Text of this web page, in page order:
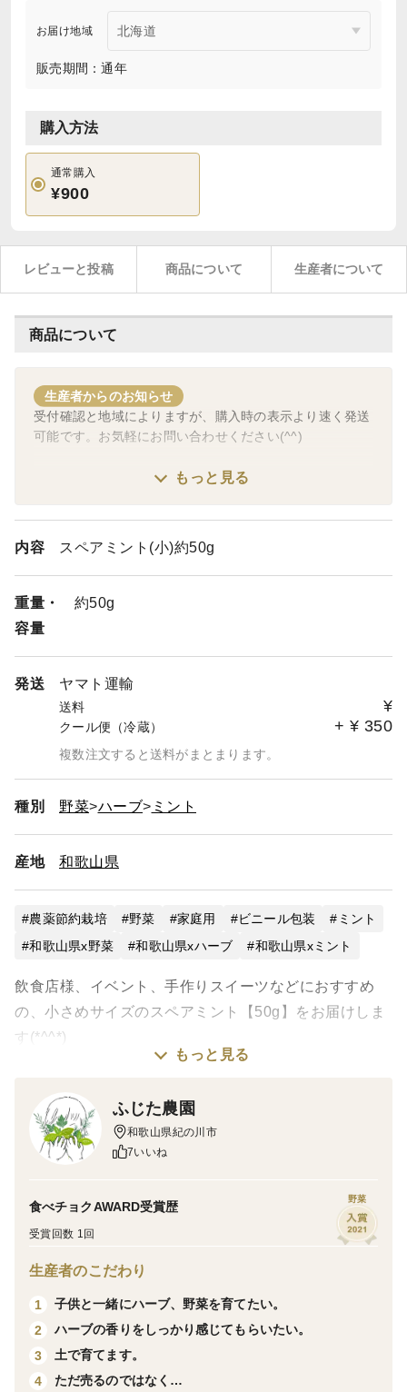
お届け地域
販売期間：通年
購入方法
通常購入
¥900
レビューと投稿 商品について 生産者について
商品について
生産者からのお知らせ
受付確認と地域によりますが、購入時の表示より速く発送
可能です。お気軽にお問い合わせください(^^)
量の変更や、別のハーブの同梱など、ご希望ございました
_)m
もっと見る
内容 スペアミント(小)約50g
重量・
容量
約50g
発送 ヤマト運輸
送料 ¥
クール便（冷蔵） + ¥ 350
複数注文すると送料がまとまります。
種別 野菜 ハーブ ミント
産地 和歌山県
農薬節約栽培 野菜 家庭用 ビニール包装
ミント
和歌山県x野菜
和歌山県xハーブ 和歌山県xミント
飲食店様、イベント、手作りスイーツなどにおすすめ
の、小さめサイズのスペアミント【50g】をお届けしま
す(*^^*)
デザート飾りにおすすめの小さめの葉のものをお送りし
ます(*^^*)画像4枚目が小さめ【100g】です。
※お送りするのは画像半量の50gです。それ以上ご希望
必ず先端の芽を含んだ2～3節ほどを収穫します。
もっと見る
ふじた農園
和歌山県紀の川市
7いいね
食べチョクAWARD受賞歴
受賞回数 1回
野菜
生産者のこだわり
1
子供と一緒にハーブ、野菜を育てたい。
2
ハーブの香りをしっかり感じてもらいたい。
3
土で育てます。
4
ただ売るのではなく…